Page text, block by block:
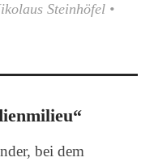
Steinhöfel •
bei dem